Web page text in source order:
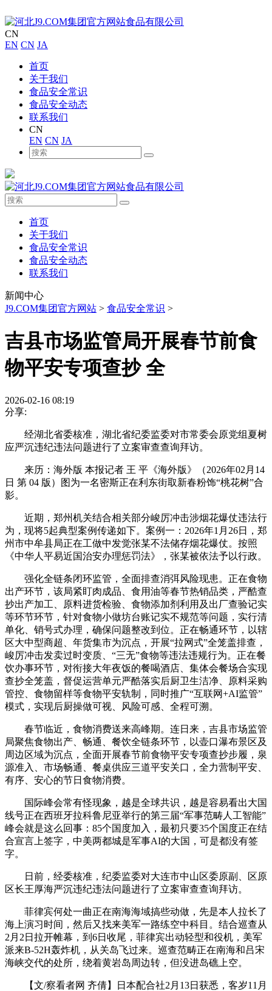
CN
EN CN JA
首页
关于我们
食品安全常识
食品安全动态
联系我们
CN
EN CN JA
首页
关于我们
食品安全常识
食品安全动态
联系我们
新闻中心
J9.COM集团官方网站 > 食品安全常识 >
吉县市场监管局开展春节前食
物平安专项查抄 全
2026-02-16 08:19
分享:
经湖北省委核准，湖北省纪委监委对市常委会原党组夏树
应严沉违纪违法问题进行了立案审查查询拜访。
来历：海外版 本报记者 王 平《海外版》（2026年02月14
日 第 04 版）图为一名密斯正在利东街取新春粉饰“桃花树”合
影。
近期，郑州机关结合相关部分峻厉冲击涉烟花爆仗违法行
为，现将5起典型案例传递如下。案例一：2026年1月26日，郑
州市中牟县局正在工做中发觉张某不法储存烟花爆仗。按照
《中华人平易近国治安办理惩罚法》，张某被依法予以行政。
强化全链条闭环监管，全面排查消弭风险现患。正在食物
出产环节，该局紧盯肉成品、食用油等春节热销品类，严酷查
抄出产加工、原料进货检验、食物添加剂利用及出厂查验记实
等环节环节，针对食物小做坊台账记实不规范等问题，实行清
单化、销号式办理，确保问题整改到位。正在畅通环节，以辖
区大中型商超、年货集市为沉点，开展“拉网式”全笼盖排查，
峻厉冲击发卖过时变质、“三无”食物等违法违规行为。正在餐
饮办事环节，对衔接大年夜饭的餐喝酒店、集体会餐场合实现
查抄全笼盖，督促运营单元严酷落实后厨卫生洁净、原料采购
管控、食物留样等食物平安轨制，同时推广“互联网+AI监管”
模式，实现后厨操做可视、风险可感、全程可溯。
春节临近，食物消费送来高峰期。连日来，吉县市场监管
局聚焦食物出产、畅通、餐饮全链条环节，以壶口瀑布景区及
周边区域为沉点，全面开展春节前食物平安专项查抄步履，泉
源准入、市场畅通、餐桌供应三道平安关口，全力营制平安、
有序、安心的节日食物消费。
国际峰会常有怪现象，越是全球共识，越是容易看出大国
线号正在西班牙拉科鲁尼亚举行的第三届“军事范畴人工智能”
峰会就是这么回事：85个国度加入，最初只要35个国度正在结
合宣言上签字，中美两都城是军事AI的大国，可是都没有签
字。
日前，经委核准，纪委监委对大连市中山区委原副、区原
区长王厚海严沉违纪违法问题进行了立案审查查询拜访。
菲律宾何处一曲正在南海海域搞些动做，先是本人拉长了
海上演习时间，然后又找来美军一路练空中科目。结合巡查从
2月2日拉开帷幕，到6日收尾，菲律宾出动轻型和役机，美军
派来B-52H轰炸机，从关岛飞过来。巡查范畴正在南海和吕宋
海峡交代的处所，绕着黄岩岛周边转，但没进岛礁上空。
【文/察看者网 齐倩】日本配合社2月13日获悉，客岁11月